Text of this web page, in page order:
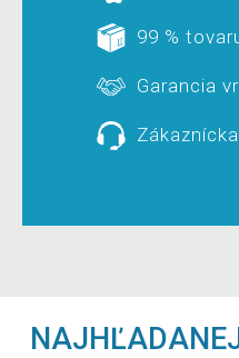
99 %
Garancia